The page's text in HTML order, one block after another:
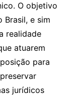
O objetivo
Brasil, e sim
realidade
atuarem
para
jurídicos